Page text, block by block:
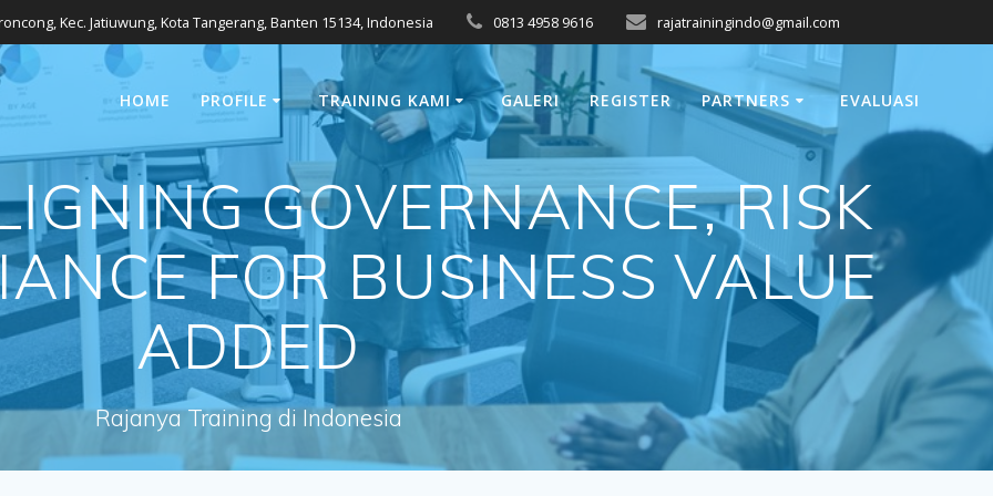
Kec. Jatiuwung, Kota Tangerang, Banten 15134, Indonesia 0813 4958 9616 rajatrainingindo@gmail.com
HOME PROFILE TRAINING KAMI GALERI REGISTER PARTNERS EVALUASI
GOVERNANCE, RISK
FOR BUSINESS VALUE
ADDED
Rajanya Training di Indonesia